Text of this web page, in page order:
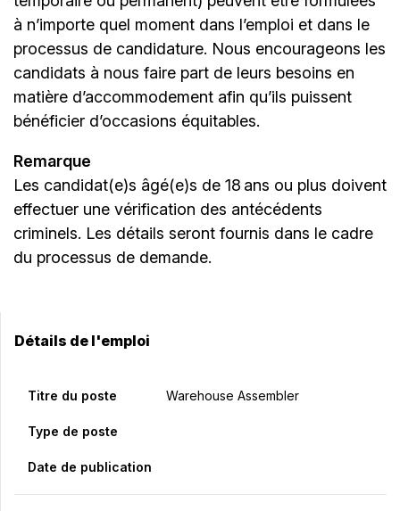
à n’importe quel moment dans l’emploi et dans le
processus de candidature. Nous encourageons les
candidats à nous faire part de leurs besoins en
matière d’accommodement afin qu’ils puissent
bénéficier d’occasions équitables.
Remarque
Les candidat(e)s âgé(e)s de 18 ans ou plus doivent
effectuer une vérification des antécédents
criminels. Les détails seront fournis dans le cadre
du processus de demande.
Détails de l'emploi
Titre du poste Warehouse Assembler
Type de poste
Date de publication